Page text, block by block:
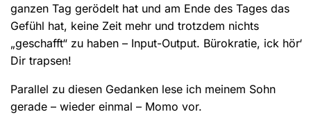
ganzen Tag gerödelt hat und am Ende des Tages das
Gefühl hat, keine Zeit mehr und trotzdem nichts
„geschafft“ zu haben – Input-Output. Bürokratie, ick hör‘
Dir trapsen!
Parallel zu diesen Gedanken lese ich meinem Sohn
gerade – wieder einmal – Momo vor.